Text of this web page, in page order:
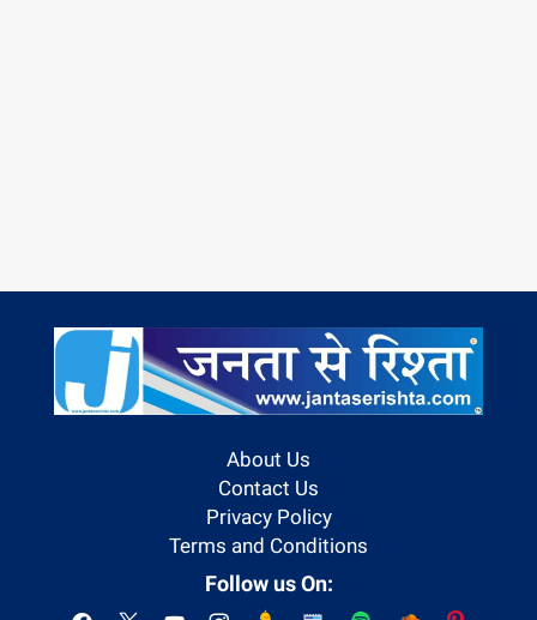
About Us
Contact Us
Privacy Policy
Terms and Conditions
Follow us On: